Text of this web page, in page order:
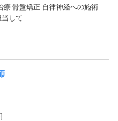
療 骨盤矯正 自律神経への施術
して…